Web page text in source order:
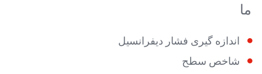
ما
اندازه گیری فشار دیفرانسیل
شاخص سطح